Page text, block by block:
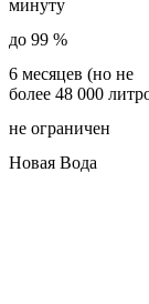
минуту
до 99 %
6 месяцев (но не
более 48 000
не ограничен
Новая Вода